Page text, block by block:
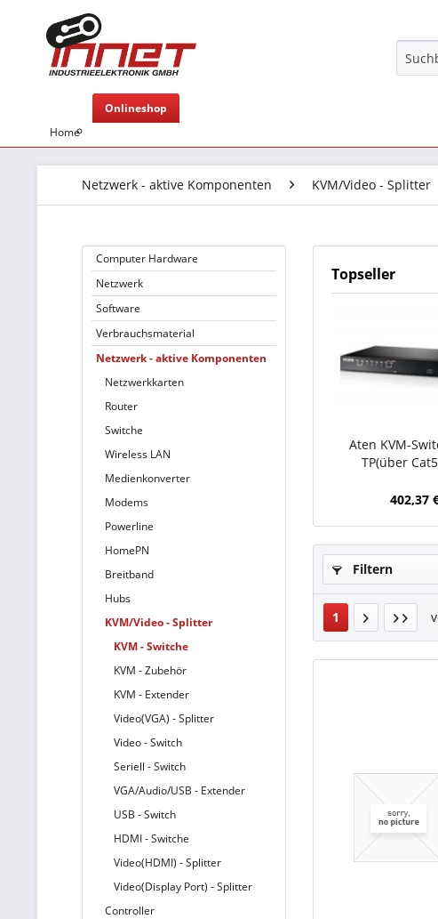
Home
Onlineshop
Netzwerk - aktive Komponenten KVM/Video - Splitter
Computer Hardware
Netzwerk
Software
Verbrauchsmaterial
Netzwerk - aktive Komponenten
Netzwerkkarten
Router
Switche
Wireless LAN
Medienkonverter
Modems
Powerline
HomePN
Breitband
Hubs
KVM/Video - Splitter
KVM - Switche
KVM - Zubehör
KVM - Extender
Video(VGA) - Splitter
Video - Switch
Seriell - Switch
VGA/Audio/USB - Extender
USB - Switch
HDMI - Switche
Video(HDMI) - Splitter
Video(Display Port) - Splitter
Controller
Topseller
Aten KVM-
TP(über
402,37
Filtern
1